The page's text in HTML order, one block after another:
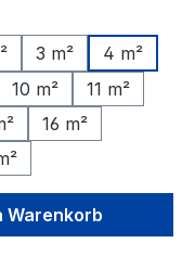
3 m²
4 m²
10 m²
11 m²
16 m²
Warenkorb